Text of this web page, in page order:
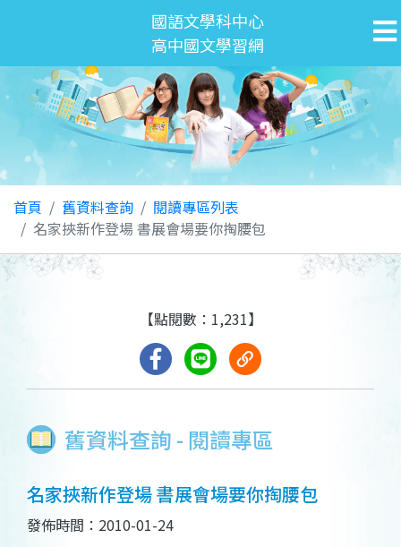
國語文學科中心
高中國文學習網
首頁 舊資料查詢
閱讀專區列表
名家挾新作登場 書展會場要你掏腰包
舊資料查詢 - 閱讀專區
【點閱數：1,231】
名家挾新作登場 書展會場要你掏腰包
發佈時間：2010-01-24